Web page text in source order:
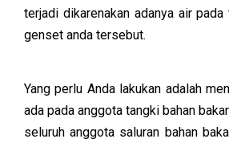
terjadi dikarenakan adanya air
genset anda tersebut.
Yang perlu Anda lakukan adalah
ada pada anggota tangki bahan
seluruh anggota saluran bahan